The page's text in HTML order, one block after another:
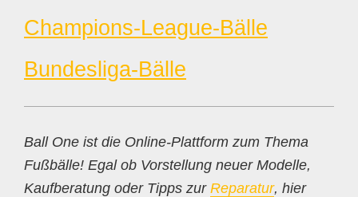
Champions-League-Bälle
Bundesliga-Bälle
Ball One ist die Online-Plattform zum Thema
Fußbälle! Egal ob Vorstellung neuer Modelle,
Kaufberatung oder Tipps zur Reparatur, hier